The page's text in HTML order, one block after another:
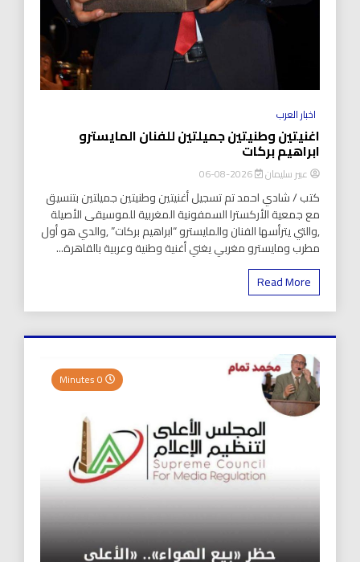
اخبار العرب
اغنيتين وطنيتين جميلتين للفنان المايسترو
ابراهيم بركات
عبير سليمان 2026-08-06
كتب / شادي احمد تم تسجيل أغنيتين وطنيتين جميلتين بتنسيق
مع جمعية الأركسترا السمفونية المغربية للموسيقى الأصيلة
,والتي يترأسها الفنان والمايسترو “ابراهيم بركات” ,والدي هو أول
مطرب ومايسترو مغربي يغني أغنية وطنية وعربية بالقاهرة...
Read More